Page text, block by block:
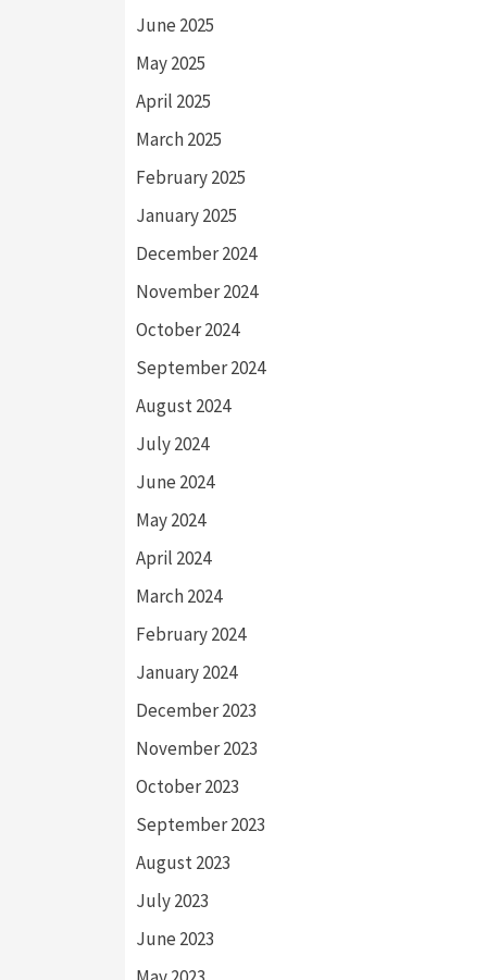
June 2025
May 2025
April 2025
March 2025
February 2025
January 2025
December 2024
November 2024
October 2024
September 2024
August 2024
July 2024
June 2024
May 2024
April 2024
March 2024
February 2024
January 2024
December 2023
November 2023
October 2023
September 2023
August 2023
July 2023
June 2023